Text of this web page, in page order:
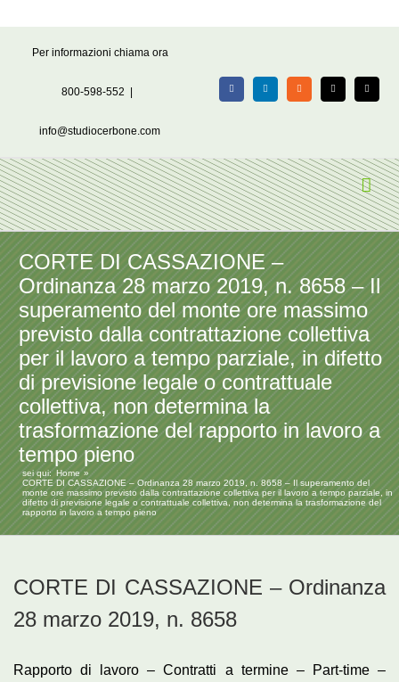
Per informazioni chiama ora
800-598-552
info@studiocerbone.com
FacebookLinkedIn Rss X Email
CORTE DI CASSAZIONE –
Ordinanza 28 marzo 2019, n. 8658 – Il
superamento del monte ore massimo
previsto dalla contrattazione collettiva
per il lavoro a tempo parziale, in difetto
di previsione legale o contrattuale
collettiva, non determina la
trasformazione del rapporto in lavoro a
tempo pieno
sei qui:
Home
CORTE DI CASSAZIONE – Ordinanza 28 marzo 2019, n. 8658 – Il superamento del
monte ore massimo previsto dalla contrattazione collettiva per il lavoro a tempo parziale, in
difetto di previsione legale o contrattuale collettiva, non determina la trasformazione del
rapporto in lavoro a tempo pieno
CORTE DI CASSAZIONE – Ordinanza
28 marzo 2019, n. 8658
Rapporto di lavoro – Contratti a termine – Part-time –